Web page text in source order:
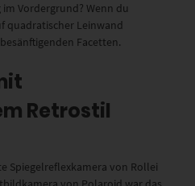
Vordergrund? Wenn du
quadratischer Leinwand
Facetten.
Retrostil
Spiegelreflexkamera von Rollei